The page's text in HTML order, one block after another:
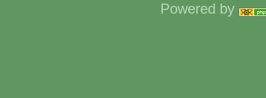
Powered by